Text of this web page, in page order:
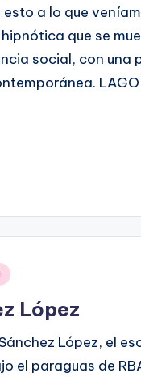
a lo que
que se
social, con una
LAGO
López
López, el
el paraguas de